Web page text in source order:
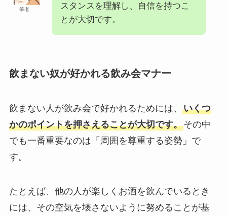
筆者
スタンスを理解し、自信を持つこ
とが大切です。
飲まない奴が好かれる飲み会マナー
飲まない人が飲み会で好かれるためには、 いくつ
かのポイントを押さえることが大切です。その中
でも一番重要なのは「周囲を尊重する姿勢」で
す。
たとえば、他の人が楽しくお酒を飲んでいるとき
には、その空気を壊さないように努めることが基